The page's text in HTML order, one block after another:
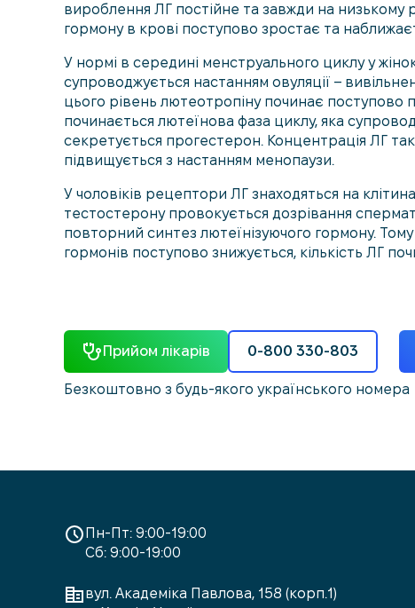
вироблення ЛГ постійне та завжди на низькому
гормону в крові поступово зростає та
У нормі в середині менструального циклу у
супроводжується настанням овуляції –
цього рівень лютеотропіну починає поступово
починається лютеїнова фаза циклу, яка
секретується прогестерон. Концентрація ЛГ
підвищується з настанням менопаузи.
У чоловіків рецептори ЛГ знаходяться на
тестостерону провокується дозрівання
повторний синтез лютеїнізуючого гормону. Тому
гормонів поступово знижується, кількість ЛГ
Прийом лікарів 0-800 330-803
Безкоштовно з будь-якого українського номера
Пн-Пт: 9:00-19:00
Сб: 9:00-19:00
вул. Академіка Павлова, 158 (корп.1)